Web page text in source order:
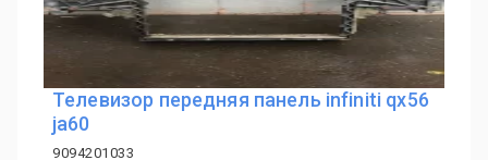
Телевизор передняя панель infiniti qx56
ja60
9094201033